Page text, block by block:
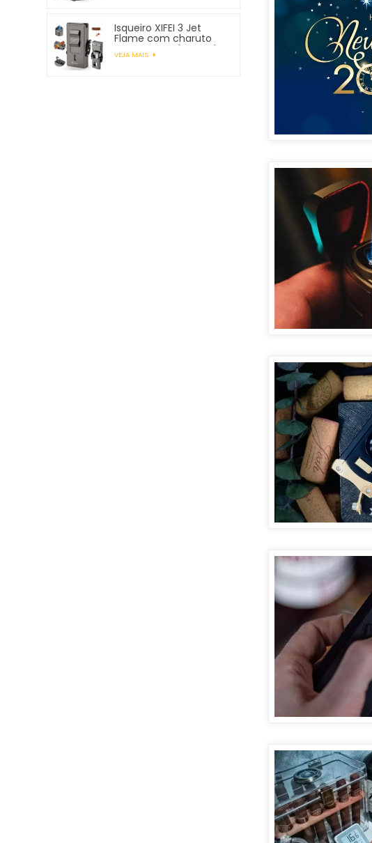
Isqueiro XIFEI 3 Jet
Flame com charuto
Vcutter Punch Stand
Draw Enhancer
VEJA MAIS